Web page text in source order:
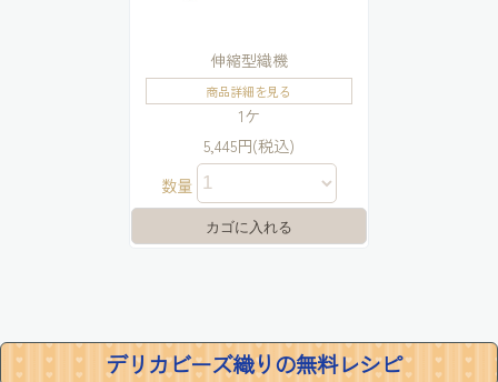
伸縮型織機
商品詳細を見る
1ケ
5,445円(税込)
数量
デリカビーズ織りの無料レシピ